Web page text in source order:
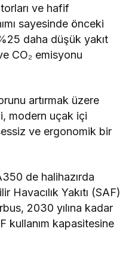
ve hafif
sayesinde önceki
daha düşük yakıt
CO₂ emisyonu
artırmak üzere
modern uçak içi
ve ergonomik bir
de halihazırda
Havacılık Yakıtı (SAF)
2030 yılına kadar
kullanım kapasitesine